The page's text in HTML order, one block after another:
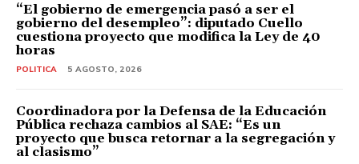
“El gobierno de emergencia pasó a ser el
gobierno del desempleo”: diputado Cuello
cuestiona proyecto que modifica la Ley de 40
horas
POLITICA 5 AGOSTO, 2026
Coordinadora por la Defensa de la Educación
Pública rechaza cambios al SAE: “Es un
proyecto que busca retornar a la segregación y
al clasismo”